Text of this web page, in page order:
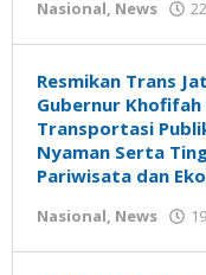
Nasional, News
Resmikan Trans
Gubernur
Transportasi
Nyaman Serta
Pariwisata dan
Nasional, News